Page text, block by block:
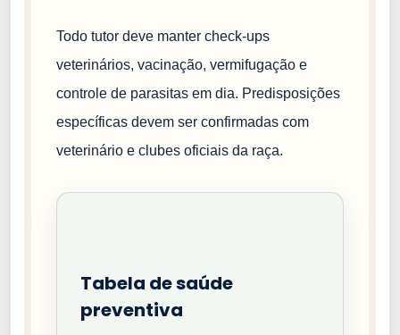
Todo tutor deve manter check-ups
veterinários, vacinação, vermifugação e
controle de parasitas em dia. Predisposições
específicas devem ser confirmadas com
veterinário e clubes oficiais da raça.
Tabela de saúde
preventiva